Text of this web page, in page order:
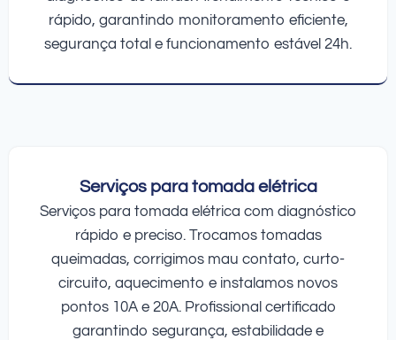
rápido, garantindo monitoramento eficiente,
segurança total e funcionamento estável 24h.
Serviços para tomada elétrica
Serviços para tomada elétrica com diagnóstico
rápido e preciso. Trocamos tomadas
queimadas, corrigimos mau contato, curto-
circuito, aquecimento e instalamos novos
pontos 10A e 20A. Profissional certificado
garantindo segurança, estabilidade e